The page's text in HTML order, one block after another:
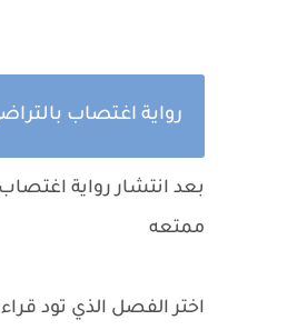
رواية اغتصاب
بعد انتشار رواية اغتصاب
ممتعه
اختر الفصل الذي تود